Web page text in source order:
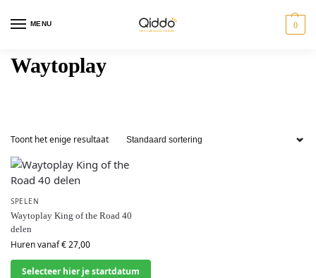
MENU 0
TravelTweeling
Waytoplay
Toont het enige resultaat
SPELEN
Waytoplay King of the Road 40
delen
Huren vanaf€27,00
Selecteer hier je startdatum